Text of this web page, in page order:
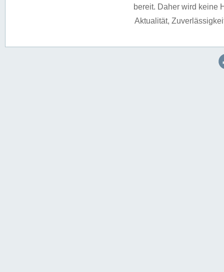
bereit. Daher wird keine
Aktualität,